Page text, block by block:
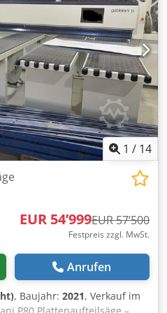
3 Stk. 1230 x 400
auf
mit Schlitzen (Durchgang)
Absaugdurchmesser 4 x 120
mm Gewicht ca. 2500 kg
1 / 14
EUR 54’999EUR 57’500
Festpreis zzgl. MwSt.
Anrufen
, Baujahr: 2021, Verkauf im